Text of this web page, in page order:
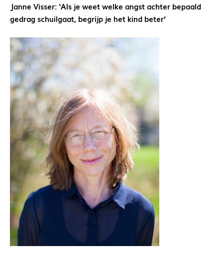
Janne Visser: ‘Als je weet welke angst achter bepaald
gedrag schuilgaat, begrijp je het kind beter’